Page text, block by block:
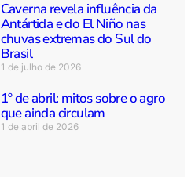
Caverna revela influência da
Antártida e do El Niño nas
chuvas extremas do Sul do
Brasil
1 de julho de 2026
1º de abril: mitos sobre o agro
que ainda circulam
1 de abril de 2026